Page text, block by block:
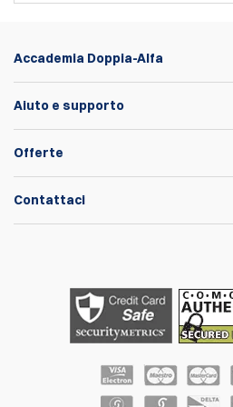
Accademia Doppia-Alfa
Aiuto e supporto
Offerte
Contattaci